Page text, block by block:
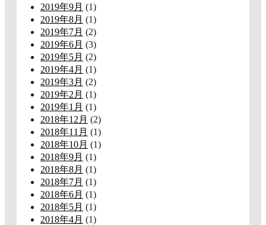
2019年9月 (1)
2019年8月 (1)
2019年7月 (2)
2019年6月 (3)
2019年5月 (2)
2019年4月 (1)
2019年3月 (2)
2019年2月 (1)
2019年1月 (1)
2018年12月 (2)
2018年11月 (1)
2018年10月 (1)
2018年9月 (1)
2018年8月 (1)
2018年7月 (1)
2018年6月 (1)
2018年5月 (1)
2018年4月 (1)